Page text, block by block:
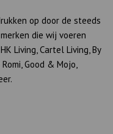
op door de steeds
die wij voeren
Living, Cartel Living, By
Good & Mojo,